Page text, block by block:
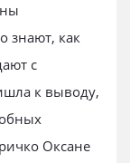
знают, как
с
к выводу,
Оксане